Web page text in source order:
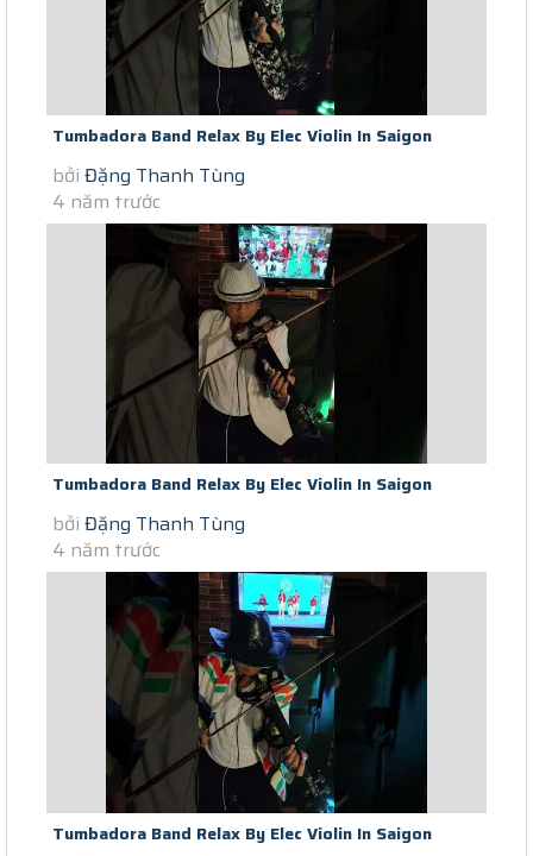
Tumbadora Band Relax By Elec Violin In Saigon
Lockdown Safe And Sound (day...
bởi Đặng Thanh Tùng
4 năm trước
Tumbadora Band Relax By Elec Violin In Saigon
Lockdown When U Tell Me That...
bởi Đặng Thanh Tùng
4 năm trước
Tumbadora Band Relax By Elec Violin In Saigon